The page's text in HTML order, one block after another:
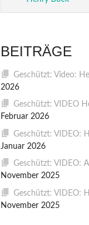
BEITRÄGE
Geschützt: Video:
2026
Geschützt: VIDEO
Februar 2026
Geschützt: VIDEO:
Januar 2026
Geschützt: VIDEO:
November 2025
Geschützt: VIDEO:
November 2025